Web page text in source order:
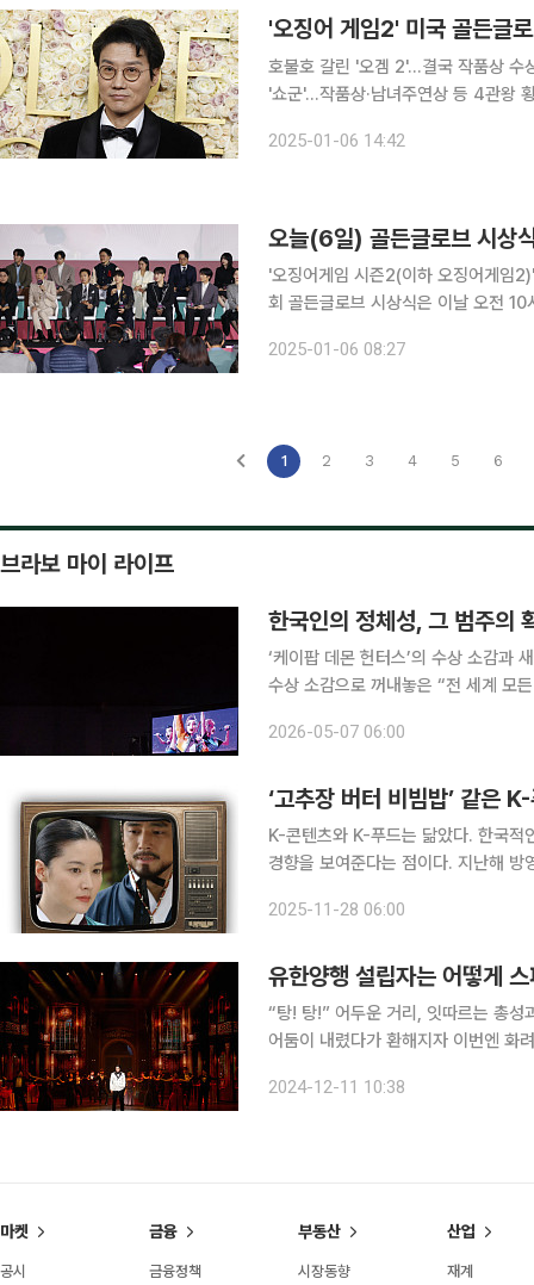
'오징어 게임2' 미국 골든글
호불호 갈린 '오겜 2'…결국 작품상 수
'쇼군'…작품상·남녀주연상 등 4관왕 황동혁 감독이 연출한 넷플릭스 오리지널 '오징어 게임 2'가 미
레스 베벌리힐튼 호텔에서 열린 제82
2025-01-06 14:42
오늘(6일) 골든글로브 시상
'오징어게임 시즌2(이하 오징어게임2)'
회 골든글로브 시상식은 이날 오전
TV 부문 작품상 후보에 올랐다. 넷플
2025-01-06 08:27
1 2 3 4 5 6
브라보 마이 라이프
한국인의 정체성, 그 범주의
‘케이팝 데몬 헌터스’의 수상 소감과
수상 소감으로 꺼내놓은 “전 세계 모
‘케이팝 데몬 헌터스’ 수상 소감에 담
2026-05-07 06:00
‘고추장 버터 비빔밥’ 같은
K-콘텐츠와 K-푸드는 닮았다. 한국적
경향을 보여준다는 점이다. 지난해 방
어머니들이 해주곤 했던 마가린 간장
2025-11-28 06:00
유한양행 설립자는 어떻게
“탕! 탕!” 어두운 거리, 잇따르는 총성과 가슴에 겨눠지는 총구, 그리고 쓰러지는 사람들. 무대 위로
어둠이 내렸다가 환해지자 이번엔 화
A’가 지난 11월 19일 첫 막을 올린 후
2024-12-11 10:38
마켓
공시
금융
금융정책
부동산
시장동향
산업
재계